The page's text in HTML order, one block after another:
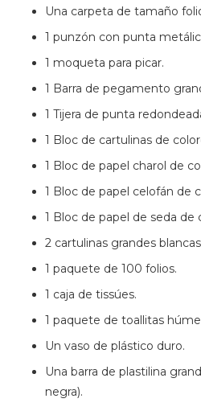
Una carpeta de tamaño
1 punzón con punta
1 moqueta para picar.
1 Barra de pegamento
1 Tijera de punta
1 Bloc de cartulinas de
1 Bloc de papel charol de
1 Bloc de papel celofán de
1 Bloc de papel de seda de
2 cartulinas grandes
1 paquete de 100 folios.
1 caja de tissúes.
1 paquete de toallitas
Un vaso de plástico duro.
Una barra de plastilina
negra).